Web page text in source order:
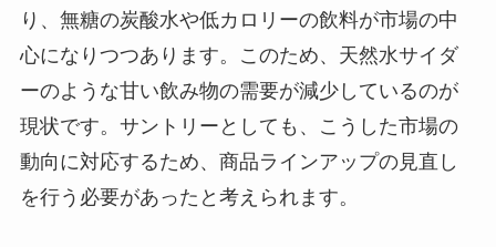
り、無糖の炭酸水や低カロリーの飲料が市場の中
心になりつつあります。このため、天然水サイダ
ーのような甘い飲み物の需要が減少しているのが
現状です。サントリーとしても、こうした市場の
動向に対応するため、商品ラインアップの見直し
を行う必要があったと考えられます。